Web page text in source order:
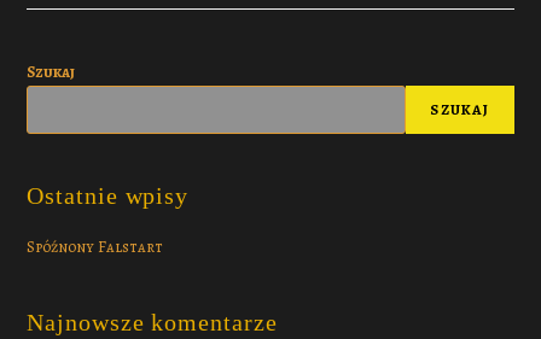
Szukaj
SZUKAJ
Ostatnie wpisy
Spóźnony Falstart
Najnowsze komentarze